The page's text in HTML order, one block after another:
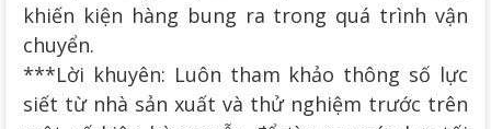
khiến kiện hàng bung ra trong quá trình vận
chuyển.
***Lời khuyên: Luôn tham khảo thông số lực
siết từ nhà sản xuất và thử nghiệm trước trên